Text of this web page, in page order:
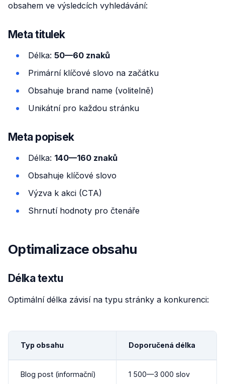
obsahem ve výsledcích vyhledávání:
Meta titulek
Délka: 50—60 znaků
Primární klíčové slovo na začátku
Obsahuje brand name (volitelně)
Unikátní pro každou stránku
Meta popisek
Délka: 140—160 znaků
Obsahuje klíčové slovo
Výzva k akci (CTA)
Shrnutí hodnoty pro čtenáře
Optimalizace obsahu
Délka textu
Optimální délka závisí na typu stránky a konkurenci:
Typ obsahu Doporučená délka
Blog post (informační) 1 500—3 000 slov